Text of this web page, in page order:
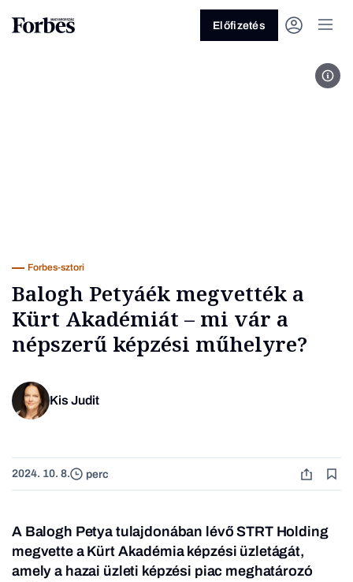
Üzlet
Előfizetés
Forbes-sztori
Balogh Petyáék megvették a
Kürt Akadémiát – mi vár a
népszerű képzési műhelyre?
Kis Judit
2024. 10. 8. perc
A Balogh Petya tulajdonában lévő STRT Holding
megvette a Kürt Akadémia képzési üzletágát,
amely a hazai üzleti képzési piac meghatározó